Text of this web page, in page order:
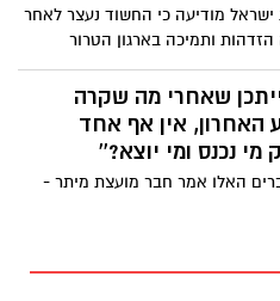
מודיעה כי החשוד נעצר לאחר
ותמיכה בארגון הטרור
מדובר בעצור השני תוך יומיים בחשד
עם הארגוןשאחרי מה שקרה
האחרון, אין אף אחד
מי נכנס ומי יוצא?''
האלו אמר חבר מועצת מיתר -